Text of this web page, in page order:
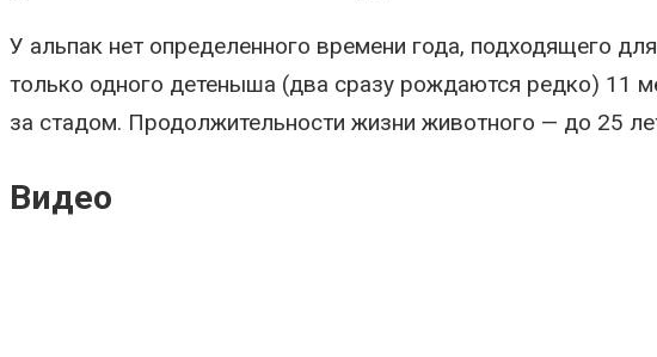
У альпак нет определенного времени года, подходящего
только одного детеныша (два сразу рождаются редко) 11
за стадом. Продолжительности жизни животного — до 25
Видео